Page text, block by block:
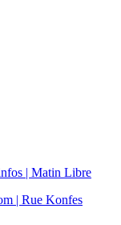
| Matin Libre